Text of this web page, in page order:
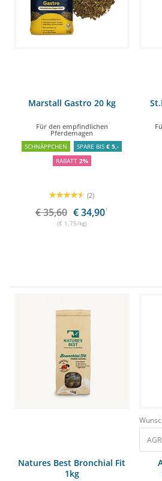
Marstall Gastro 20 kg
Für den empfindlichen
Pferdemagen
SCHNÄPPCHEN SPARE BIS € 5,-
RABATT 2%
(2)
€ 35,60 € 34,901
(€ 1,75/kg)
Natures Best Bronchial Fit
1kg